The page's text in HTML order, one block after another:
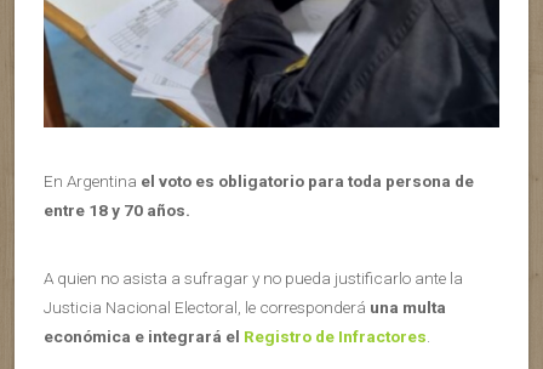
En Argentina el voto es obligatorio para toda persona de
entre 18 y 70 años.
A quien no asista a sufragar y no pueda justificarlo ante la
Justicia Nacional Electoral, le corresponderá una multa
económica e integrará el Registro de Infractores